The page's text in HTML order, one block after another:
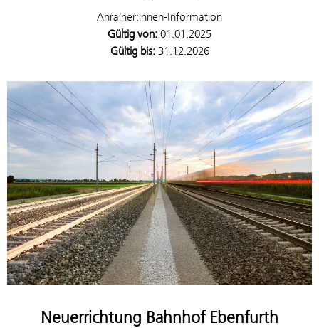
Anrainer:innen-Information
Gültig von: 01.01.2025
Gültig bis:31.12.2026
Neuerrichtung Bahnhof Ebenfurth